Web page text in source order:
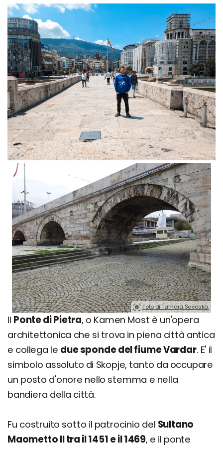
Foto di Tamara Saveska.
Il Ponte di Pietra, o Kamen Most è un'opera
architettonica che si trova in piena città antica
e collega le due sponde del fiume Vardar. E' il
simbolo assoluto di Skopje, tanto da occupare
un posto d'onore nello stemma e nella
bandiera della città.
Fu costruito sotto il patrocinio del Sultano
Maometto II tra il 1451 e il 1469, e il ponte